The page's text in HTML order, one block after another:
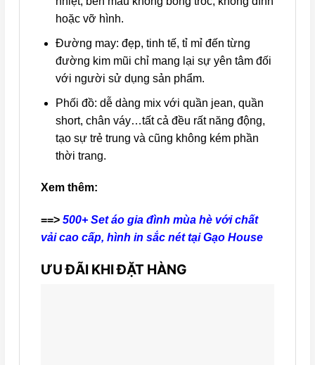
hoặc vỡ hình.
Đường may: đẹp, tinh tế, tỉ mỉ đến từng
đường kim mũi chỉ mang lại sự yên tâm đối
với người sử dụng sản phẩm.
Phối đồ: dễ dàng mix với quần jean, quần
short, chân váy…tất cả đều rất năng động,
tạo sự trẻ trung và cũng không kém phần
thời trang.
Xem thêm:
==> 500+ Set áo gia đình mùa hè với chất
vải cao cấp, hình in sắc nét tại Gạo House
ƯU ĐÃI KHI ĐẶT HÀNG